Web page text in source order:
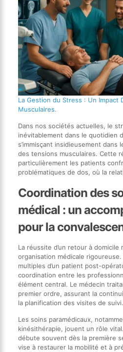
La Gestion du Stress : Un Impact
Musculaires.
Dans nos sociétés actuelles, le
inévitablement dans le quotidien
s’immisçant insidieusement dans
des tensions musculaires. Cette
particulièrement les patients
problématiques de dos, où la
Coordination des
médical : un
pour la
La réussite d’un retour à
organisation médicale
multiples d’un patient post-
coordination entre les
élément central. Le médecin
premier ordre, assurant la
la planification des visites de suivi.
Les soins paramédicaux,
kinésithérapie, jouent un rôle
débute souvent dès la première
vise à restaurer la mobilité et à